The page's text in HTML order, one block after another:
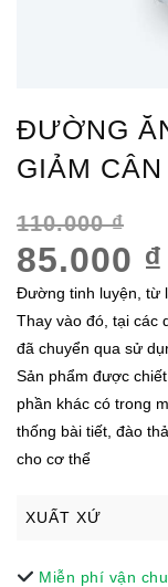
ĐƯỜNG
GIẢM
110.000₫
85.000 ₫
Đường tinh luyện, từ
Thay vào đó, tại các
đã chuyển qua sử
Sản phẩm được
phần khác có trong
thống bài tiết, đào
cho cơ thể
XUẤT XỨ
Miễn phí vận